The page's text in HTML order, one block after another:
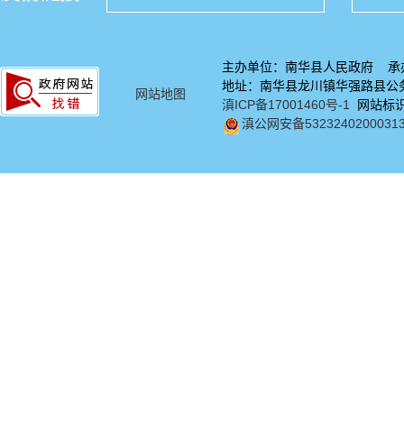
网站地图
主办单位：南华县人民政府 承
地址：南华县龙川镇华强路
滇ICP备17001460号-1
网站标
滇公网安备